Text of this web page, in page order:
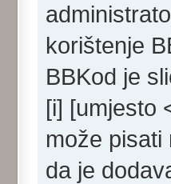
korištenje
BBKod je
[i] [umjesto
može
da je